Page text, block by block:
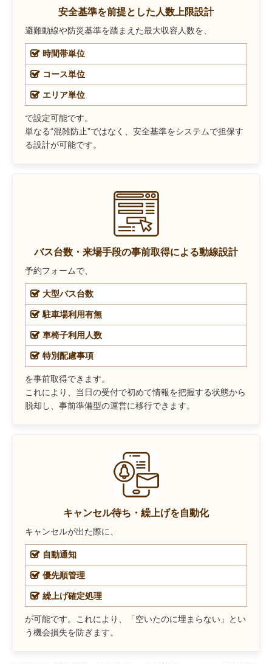
安全基準を前提とした人数上限設計
避難動線や防災基準を踏まえた最大収容人数を、
時間帯単位
コース単位
エリア単位
で設定可能です。
単なる“混雑防止”ではなく、安全基準をシステムで担保す
る設計が可能です。
バス台数・来場手段の事前取得による動線設計
予約フォームで、
大型バス台数
駐車場利用有無
車椅子利用人数
特別配慮事項
を事前取得できます。
これにより、当日の受付で初めて情報を把握する状態から
脱却し、事前準備型の運営に移行できます。
キャンセル待ち・繰上げを自動化
キャンセルが出た際に、
自動通知
優先順管理
繰上げ確定処理
が可能です。これにより、「空いたのに埋まらない」とい
う機会損失を防ぎます。